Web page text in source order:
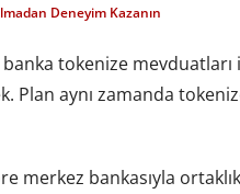
Deneyim Kazanın
tokenize mevduatları
Plan aynı zamanda
merkez bankasıyla